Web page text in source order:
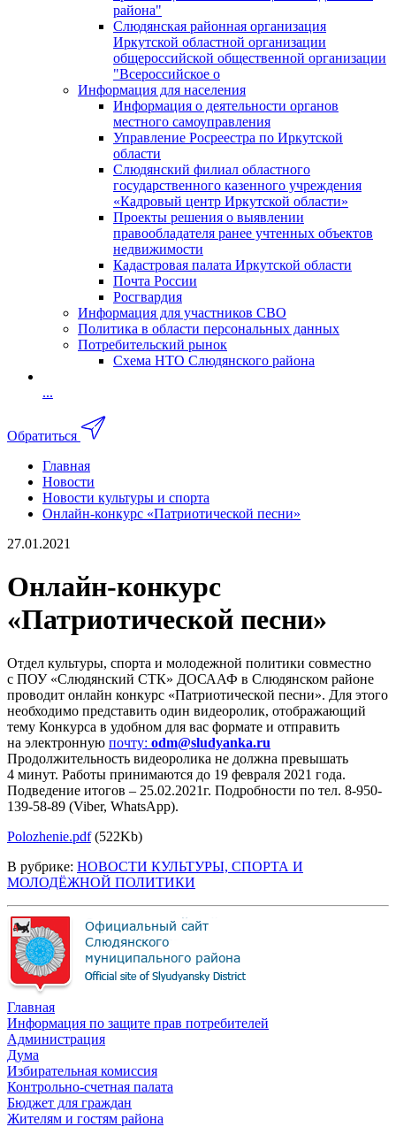
района"
Слюдянская районная организация
Иркутской областной организации
общероссийской общественной организации
"Всероссийское о
Информация для населения
Информация о деятельности органов
местного самоуправления
Управление Росреестра по Иркутской
области
Слюдянский филиал областного
государственного казенного учреждения
«Кадровый центр Иркутской области»
Проекты решения о выявлении
правообладателя ранее учтенных объектов
недвижимости
Кадастровая палата Иркутской области
Почта России
Росгвардия
Информация для участников СВО
Политика в области персональных данных
Потребительский рынок
Схема НТО Слюдянского района
...
Обратиться
Главная
Новости
Новости культуры и спорта
Онлайн-конкурс «Патриотической песни»
27.01.2021
Онлайн-конкурс
«Патриотической песни»
Отдел культуры, спорта и молодежной политики совместно
с ПОУ «Слюдянский СТК» ДОСААФ в Слюдянском районе
проводит онлайн конкурс «Патриотической песни». Для этого
необходимо представить один видеоролик, отображающий
тему Конкурса в удобном для вас формате и отправить
на электронную почту: odm@sludyanka.ru
Продолжительность видеоролика не должна превышать
4 минут. Работы принимаются до 19 февраля 2021 года.
Подведение итогов – 25.02.2021г. Подробности по тел. 8-950-
139-58-89 (Viber, WhatsApp).
Polozhenie.pdf(522Kb)
В рубрике: НОВОСТИ КУЛЬТУРЫ, СПОРТА И
МОЛОДЁЖНОЙ ПОЛИТИКИ
Главная
Информация по защите прав потребителей
Администрация
Дума
Избирательная комиссия
Контрольно-счетная палата
Бюджет для граждан
Жителям и гостям района